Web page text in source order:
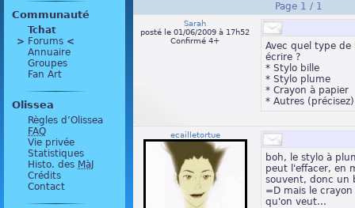
Communauté
Tchat
> Forums <
Annuaire
Groupes
Fan Art
Olissea
Règles d’Olissea
FAQ
Vie privée
Statistiques
Histo. des MàJ
Crédits
Contact
Page 1 / 1
Sarah
posté le 01/06/2009 à 17h52
Confirmé 4+
Avec quel type de
écrire ?
* Stylo bille
* Stylo plume
* Crayon à papier
* Autres (précisez)
ecailletortue
boh, le stylo à
peut l'effacer, en
souvent, donc un
=D mais le
qu'on veut...